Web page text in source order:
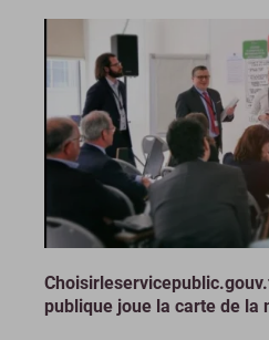
publique joue la carte de la